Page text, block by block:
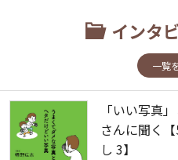
インタ
一覧
「いい写真
さんに聞く
し 3】